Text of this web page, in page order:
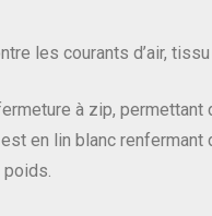
les courants d’air,
à zip, permettant
en lin blanc renfermant